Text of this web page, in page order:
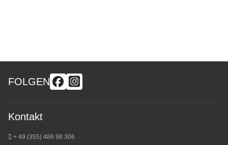
FOLGEN
Kontakt
+ 49 (355) 486 98 306